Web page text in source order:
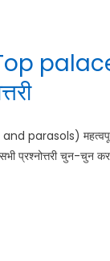
(Top
parasols) महत्वपूर्ण
प्रश्नोत्तरी चुन-चुन